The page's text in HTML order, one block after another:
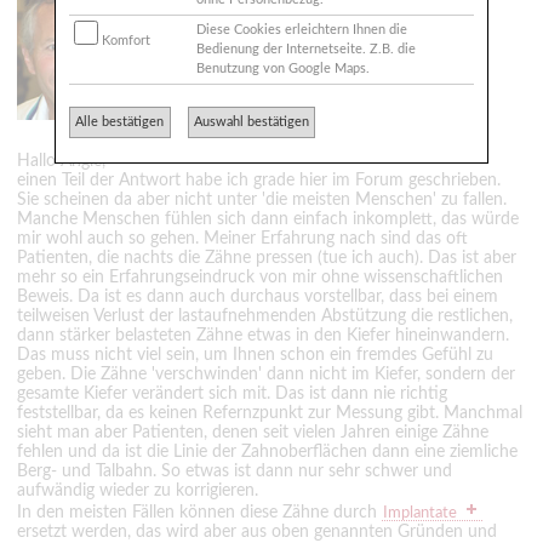
Jensen M.Sc.
21218 Seevetal
zahnarzt-jensen@t-online.de
Hallo Angie,
einen Teil der Antwort habe ich grade hier im Forum geschrieben.
Sie scheinen da aber nicht unter 'die meisten Menschen' zu fallen.
Manche Menschen fühlen sich dann einfach inkomplett, das würde
mir wohl auch so gehen. Meiner Erfahrung nach sind das oft
Patienten, die nachts die Zähne pressen (tue ich auch). Das ist aber
mehr so ein Erfahrungseindruck von mir ohne wissenschaftlichen
Beweis. Da ist es dann auch durchaus vorstellbar, dass bei einem
teilweisen Verlust der lastaufnehmenden Abstützung die restlichen,
dann stärker belasteten Zähne etwas in den Kiefer hineinwandern.
Das muss nicht viel sein, um Ihnen schon ein fremdes Gefühl zu
geben. Die Zähne 'verschwinden' dann nicht im Kiefer, sondern der
gesamte Kiefer verändert sich mit. Das ist dann nie richtig
feststellbar, da es keinen Refernzpunkt zur Messung gibt. Manchmal
sieht man aber Patienten, denen seit vielen Jahren einige Zähne
fehlen und da ist die Linie der Zahnoberflächen dann eine ziemliche
Berg- und Talbahn. So etwas ist dann nur sehr schwer und
aufwändig wieder zu korrigieren.
In den meisten Fällen können diese Zähne durch
Implantate
ersetzt werden, das wird aber aus oben genannten Gründen und
Komfort
Diese Cookies erleichtern Ihnen die
Bedienung der Internetseite. Z.B. die
Benutzung von Google Maps.
Alle bestätigen Auswahl bestätigen